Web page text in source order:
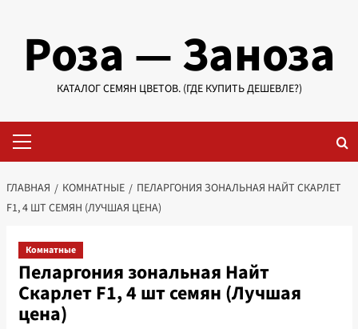
содержимому
Роза — Заноза
КАТАЛОГ СЕМЯН ЦВЕТОВ. (ГДЕ КУПИТЬ ДЕШЕВЛЕ?)
меню
ГЛАВНАЯ КОМНАТНЫЕ
ПЕЛАРГОНИЯ ЗОНАЛЬНАЯ НАЙТ СКАРЛЕТ
F1, 4 ШТ СЕМЯН (ЛУЧШАЯ ЦЕНА)
Комнатные
Пеларгония зональная Найт
Скарлет F1, 4 шт семян (Лучшая
цена)